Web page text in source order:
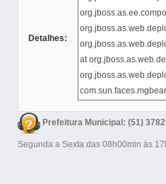
Detalhes:
Prefeitura Municipal: (51)
Segunda a Sexta das 08h00min às